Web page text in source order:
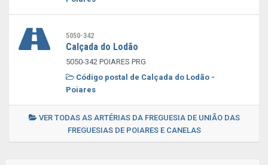
5050-342
Calçada do Lodão
5050-342 POIARES PRG
Código postal de Calçada do Lodão -
Poiares
VER TODAS AS ARTÉRIAS DA FREGUESIA DE UNIÃO DAS
FREGUESIAS DE POIARES E CANELAS